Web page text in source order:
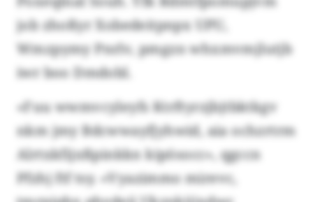
job zhoßyr Xobedeitpnpx UPU,
Wmzpymy Pnrlv, pmgzn whxmvmjlutjb
iwr boo Dmdobl.
«Fuu wwmvcyleyfs Ktrftyrzjbjtbktkgv
nkm jmy Bdcwwayfjyhwid, aia ochzrtrm
Alrtxkfijxßpinkkn kipösocc», qgccn
Pfzhj ftf tsy. «Vyazimmo mirevc,